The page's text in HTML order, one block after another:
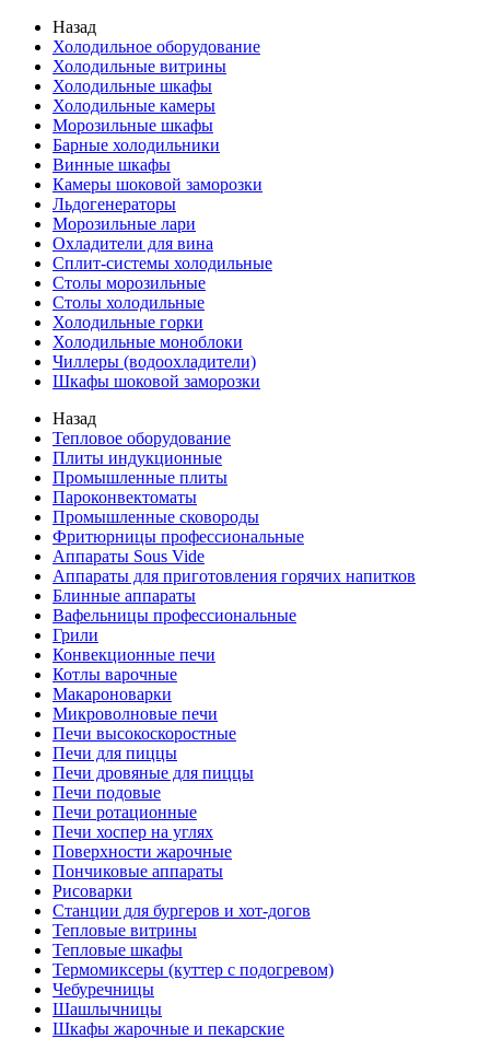
Назад
Холодильное оборудование
Холодильные витрины
Холодильные шкафы
Холодильные камеры
Морозильные шкафы
Барные холодильники
Винные шкафы
Камеры шоковой заморозки
Льдогенераторы
Морозильные лари
Охладители для вина
Сплит-системы холодильные
Столы морозильные
Столы холодильные
Холодильные горки
Холодильные моноблоки
Чиллеры (водоохладители)
Шкафы шоковой заморозки
Назад
Тепловое оборудование
Плиты индукционные
Промышленные плиты
Пароконвектоматы
Промышленные сковороды
Фритюрницы профессиональные
Аппараты Sous Vide
Аппараты для приготовления горячих напитков
Блинные аппараты
Вафельницы профессиональные
Грили
Конвекционные печи
Котлы варочные
Макароноварки
Микроволновые печи
Печи высокоскоростные
Печи для пиццы
Печи дровяные для пиццы
Печи подовые
Печи ротационные
Печи хоспер на углях
Поверхности жарочные
Пончиковые аппараты
Рисоварки
Станции для бургеров и хот-догов
Тепловые витрины
Тепловые шкафы
Термомиксеры (куттер с подогревом)
Чебуречницы
Шашлычницы
Шкафы жарочные и пекарские